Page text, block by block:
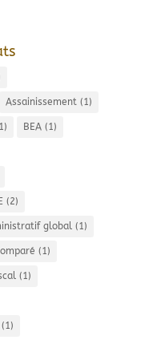
Assainissement(1)
BEA(1)
(2)
global(1)
(1)
(1)
(1)